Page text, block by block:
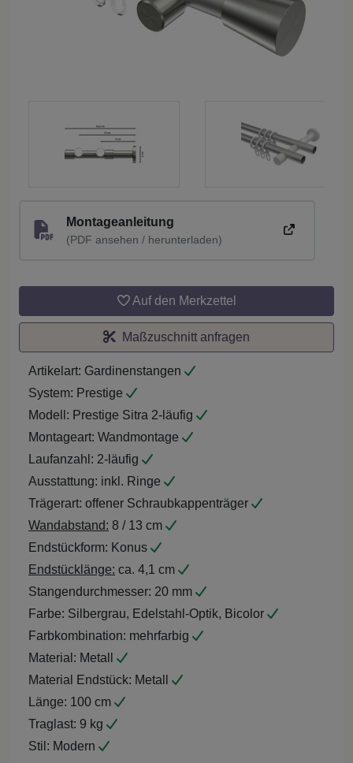
Montageanleitung
(PDF ansehen / herunterladen)
Auf den Merkzettel
Maßzuschnitt anfragen
Artikelart: Gardinenstangen
System: Prestige
Modell: Prestige Sitra 2-läufig
Montageart: Wandmontage
Laufanzahl: 2-läufig
Ausstattung: inkl. Ringe
Trägerart: offener Schraubkappenträger
Wandabstand: 8 / 13 cm
Endstückform: Konus
Endstücklänge: ca. 4,1 cm
Stangendurchmesser: 20 mm
Farbe: Silbergrau, Edelstahl-Optik, Bicolor
Farbkombination: mehrfarbig
Material: Metall
Material Endstück: Metall
Länge: 100 cm
Traglast: 9 kg
Stil: Modern